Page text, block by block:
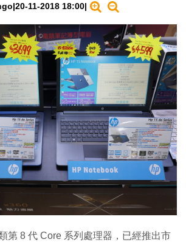
|20-11-2018 18:00|
第 8 代 Core 系列處理器，已經推出市